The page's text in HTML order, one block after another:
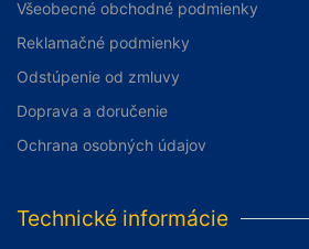
Všeobecné obchodné podmienky
Reklamačné podmienky
Odstúpenie od zmluvy
Doprava a doručenie
Ochrana osobných údajov
Technické informácie